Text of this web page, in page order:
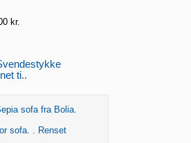
kr.
ti..
sofa fra Bolia.
sofa. . Renset